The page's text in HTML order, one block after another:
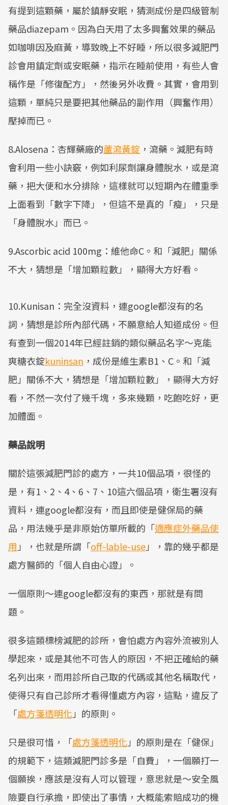
有提到這顆藥，屬於鎮靜安眠，猜測成份是四級管制
藥品diazepam。因為白天用了太多興奮效果的藥品
如咖啡因及麻黃，導致晚上不好睡，所以很多減肥門
診會用鎮定劑或安眠藥，指示在睡前使用，有些人會
稱作是「修復配方」，然後另外收費。其實，會用到
這顆，單純只是要把其他藥品的副作用（興奮作用）
壓掉而已。
8.Alosena：杏輝藥廠的蘆瀉黃錠 ，瀉藥。減肥有時
會利用一些小訣竅，例如利尿劑讓身體脫水，或是瀉
藥，把大便和水分排除，這樣就可以短期內在體重季
上面看到「數字下降」，但這不是真的「瘦」，只是
「身體脫水」而已。
9.Ascorbic acid 100mg：維他命C。和「減肥」關係
不大，猜想是「增加顆粒數」，顯得大方好看。
10.Kunisan：完全沒資料，連google都沒有的名
詞，猜想是診所內部代碼，不願意給人知道成份。但
有查到一個2014年已經註銷的類似藥品名字～克能
爽糖衣錠kuninsan ，成份是維生素B1、C。和「減
肥」關係不大，猜想是「增加顆粒數」，顯得大方好
看，不然一次付了幾千塊，多來幾顆，吃飽吃好，更
加體面。
藥品說明
關於這張減肥門診的處方，一共10個品項，很怪的
是，有1、2、4、6、7、10這六個品項，衛生署沒有
資料，連google都沒有，而且即使是健保局的藥
品，用法幾乎是非原始仿單所載的「適應症外藥品使
用 」，也就是所謂「off-lable-use」，靠的幾乎都是
處方醫師的「個人自由心證」。
一個原則～連google都沒有的東西，那就是有問
題。
很多這類標榜減肥的診所，會怕處方內容外流被別人
學起來，或是其他不可告人的原因，不把正確給的藥
名列出來，而用診所自己取的代碼或其他名稱取代，
使得只有自己診所才看得懂處方內容，這點，違反了
「處方箋透明化 」的原則。
只是很可惜，「處方箋透明化 」的原則是在「健保」
的規範下，這類減肥門診多是「自費」，一個願打一
個願挨，應該是沒有人可以管理，意思就是～安全風
險要自行承擔，即使出了事情，大概能索賠成功的機